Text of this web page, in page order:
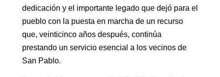
dedicación y el importante legado que dejó para el
pueblo con la puesta en marcha de un recurso
que, veinticinco años después, continúa
prestando un servicio esencial a los vecinos de
San Pablo.